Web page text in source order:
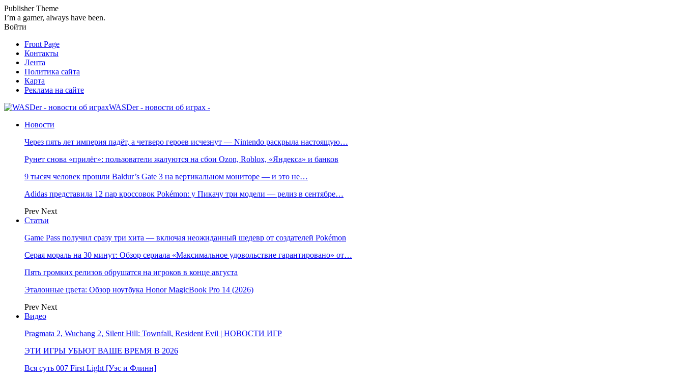
Publisher Theme
I’m a gamer, always have been.
Войти
Front Page
Контакты
Лента
Политика сайта
Карта
Реклама на сайте
WASDer - новости об играх -
Новости
Через пять лет империя падёт, а четверо героев исчезнут — Nintendo раскрыла настоящую…
Рунет снова «прилёг»: пользователи жалуются на сбои Ozon, Roblox, «Яндекса» и банков
9 тысяч человек прошли Baldur’s Gate 3 на вертикальном мониторе — и это не…
Adidas представила 12 пар кроссовок Pokémon: у Пикачу три модели — релиз в сентябре…
Prev Next
Статьи
Game Pass получил сразу три хита — включая неожиданный шедевр от создателей Pokémon
Серая мораль на 30 минут: Обзор сериала «Максимальное удовольствие гарантировано» от…
Пять громких релизов обрушатся на игроков в конце августа
Эталонные цвета: Обзор ноутбука Honor MagicBook Pro 14 (2026)
Prev Next
Видео
Pragmata 2, Wuchang 2, Silent Hill: Townfall, Resident Evil | НОВОСТИ ИГР
ЭТИ ИГРЫ УБЬЮТ ВАШЕ ВРЕМЯ В 2026
Вся суть 007 First Light [Уэс и Флинн]